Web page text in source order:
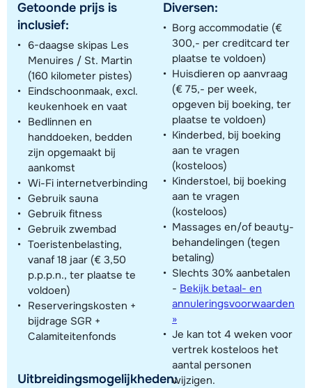
Getoonde prijs is
inclusief:
6-daagse skipas Les
Menuires / St. Martin
(160 kilometer pistes)
Eindschoonmaak, excl.
keukenhoek en vaat
Bedlinnen en
handdoeken, bedden
zijn opgemaakt bij
aankomst
Wi-Fi internetverbinding
Gebruik sauna
Gebruik fitness
Gebruik zwembad
Toeristenbelasting,
vanaf 18 jaar (€ 3,50
p.p.p.n., ter plaatse te
voldoen)
Reserveringskosten +
bijdrage SGR +
Calamiteitenfonds
Uitbreidingsmogelijkheden:
Diversen:
Borg accommodatie (€
300,- per creditcard ter
plaatse te voldoen)
Huisdieren op aanvraag
(€ 75,- per week,
opgeven bij boeking, ter
plaatse te voldoen)
Kinderbed, bij boeking
aan te vragen
(kosteloos)
Kinderstoel, bij boeking
aan te vragen
(kosteloos)
Massages en/of beauty-
behandelingen (tegen
betaling)
Slechts 30% aanbetalen
- Bekijk betaal- en
annuleringsvoorwaarden
»
Je kan tot 4 weken voor
vertrek kosteloos het
aantal personen
wijzigen.